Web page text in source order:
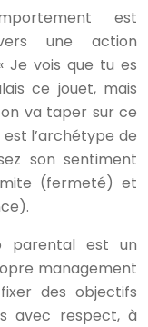
est
une action
Je vois que tu es
ce jouet, mais
va taper sur ce
l’archétype de
son sentiment
(fermeté) et
parental est un
management
des objectifs
avec respect, à